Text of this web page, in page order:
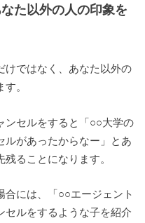
た以外の人の印象を
けではなく、あなた以外の
。
ンセルをすると「○○大学の
ルがあったからなー」とあ
ることになります。
合には、「○○エージェント
セルをするような子を紹介